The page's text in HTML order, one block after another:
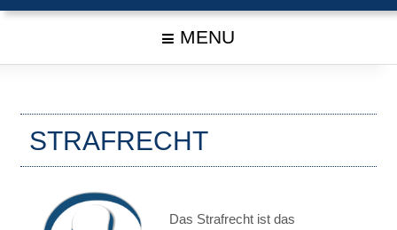
MENU
STRAFRECHT
Das Strafrecht ist das